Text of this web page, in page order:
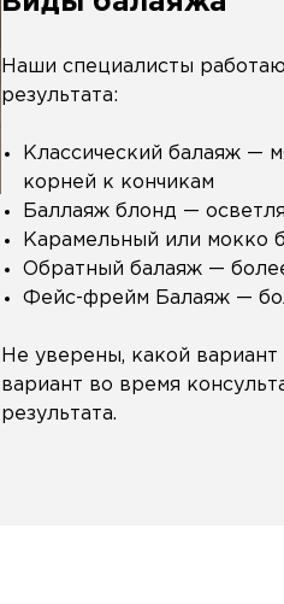
Наши специалисты
результата:
Классический балаяж —
корней к кончикам
Баллаяж блонд —
Карамельный или мокко
Обратный балаяж —
Фейс-фрейм Балаяж —
Не уверены, какой
вариант во время
результата.